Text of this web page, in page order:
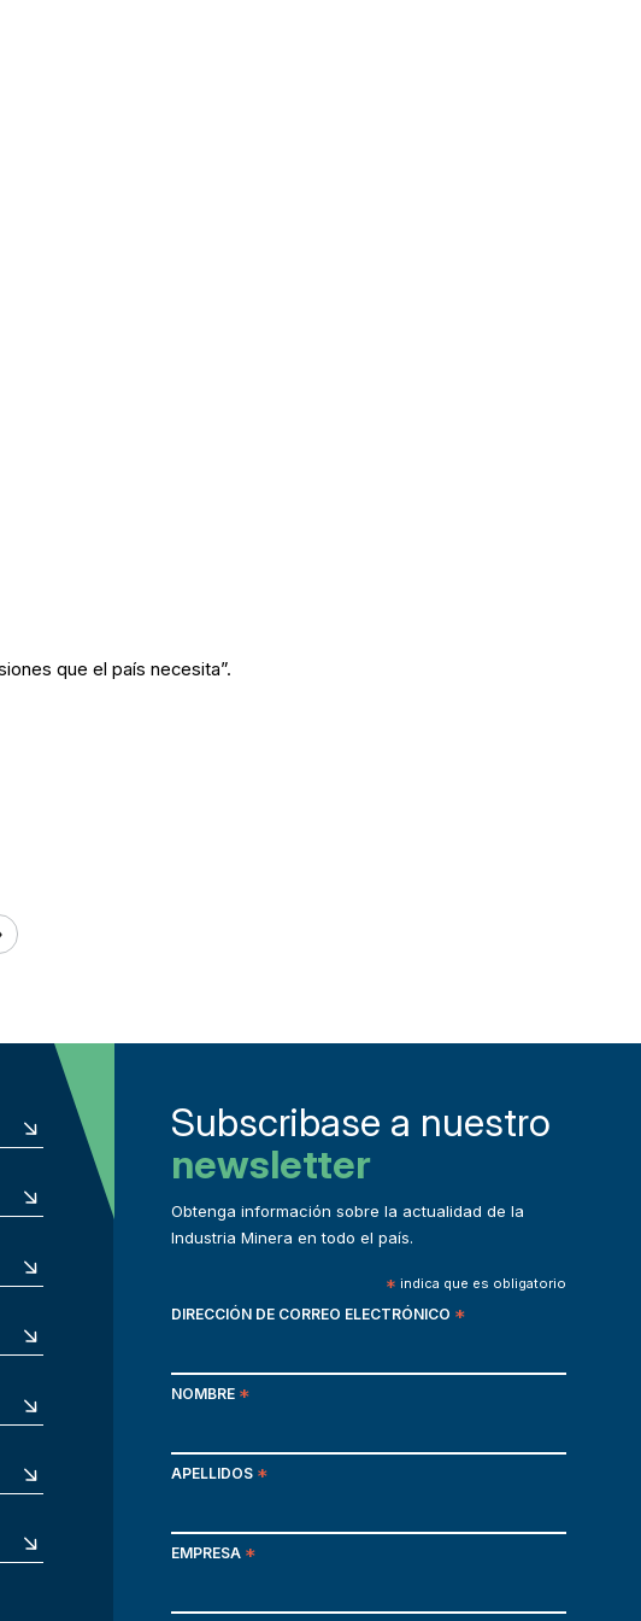
que el país necesita”.
Subscribase a nuestro
newsletter
Obtenga información sobre la actualidad de la
Industria Minera en todo el país.
* indica que es obligatorio
DIRECCIÓN DE CORREO ELECTRÓNICO *
NOMBRE *
APELLIDOS *
EMPRESA *